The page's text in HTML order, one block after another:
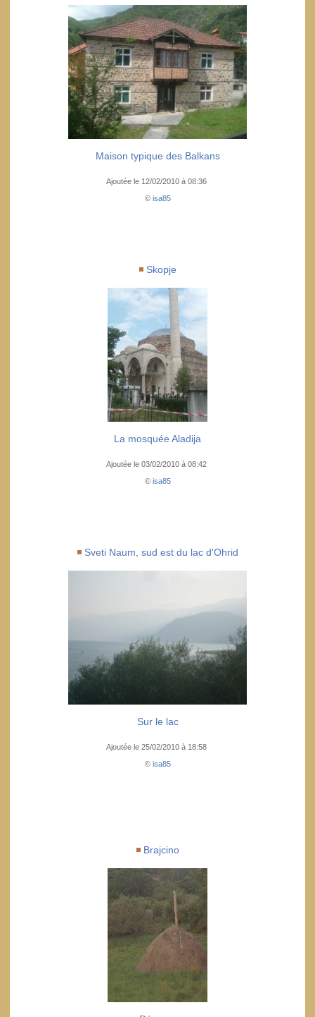
Maison typique des Balkans
Ajoutée le 12/02/2010 à 08:36
© isa85
Skopje
La mosquée Aladija
Ajoutée le 03/02/2010 à 08:42
© isa85
Sveti Naum, sud est du lac d'Ohrid
Sur le lac
Ajoutée le 25/02/2010 à 18:58
© isa85
Brajcino